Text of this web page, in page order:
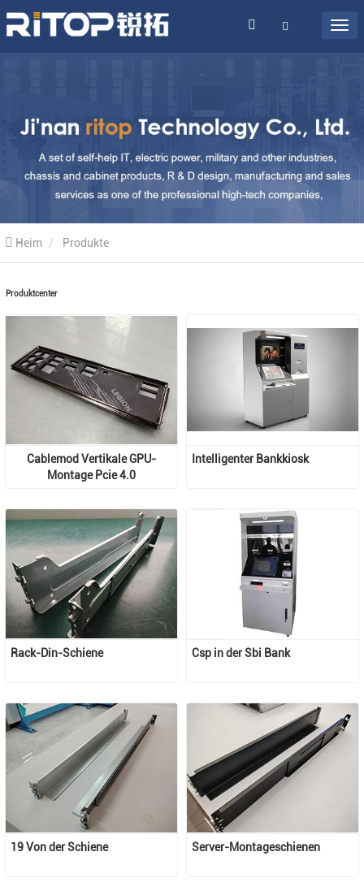
Heim Produkte
Produktcenter
Cablemod Vertikale GPU-
Montage Pcie 4.0
Intelligenter Bankkiosk
Rack-Din-Schiene Csp in der Sbi Bank
19 Von der Schiene Server-Montageschienen